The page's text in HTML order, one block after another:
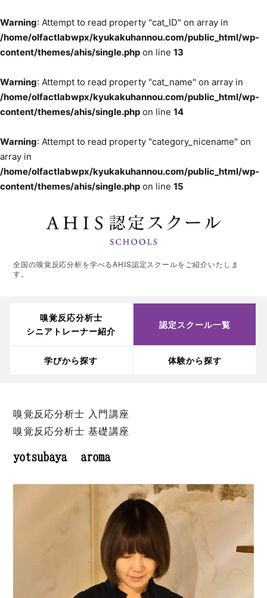
Warning: Attempt to read property "cat_ID" on array in
/home/olfactlabwpx/kyukakuhannou.com/public_html/wp-
content/themes/ahis/single.php on line 13
Warning: Attempt to read property "cat_name" on array in
/home/olfactlabwpx/kyukakuhannou.com/public_html/wp-
content/themes/ahis/single.php on line 14
Warning: Attempt to read property "category_nicename" on
array in
/home/olfactlabwpx/kyukakuhannou.com/public_html/wp-
content/themes/ahis/single.php on line 15
全国の嗅覚反応分析を学べるAHIS認定スクールをご紹介いたしま
す。
嗅覚反応分析士
シニアトレーナー紹介
認定スクール一覧
学びから探す 体験から探す
嗅覚反応分析士 入門講座
嗅覚反応分析士 基礎講座
yotsubaya aroma